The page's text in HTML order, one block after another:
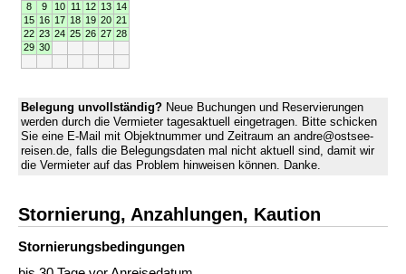
8
9 10 11 12 13 14
15 16 17 18 19 20 21
22 23 24 25 26 27 28
29 30
Belegung unvollständig? Neue Buchungen und Reservierungen
werden durch die Vermieter tagesaktuell eingetragen. Bitte schicken
Sie eine E-Mail mit Objektnummer und Zeitraum an andre@ostsee-
reisen.de, falls die Belegungsdaten mal nicht aktuell sind, damit wir
die Vermieter auf das Problem hinweisen können. Danke.
Stornierung, Anzahlungen, Kaution
Stornierungs­bedingungen